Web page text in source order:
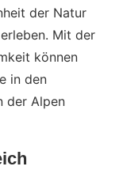
der Natur
Mit der
können
in den
der Alpen